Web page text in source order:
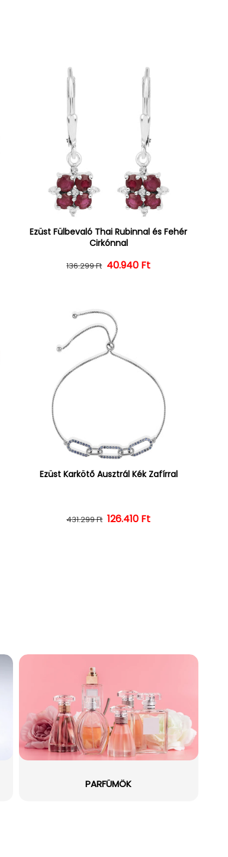
Ezüst Fülbevaló Thai Rubinnal és Fehér
Cirkónnal
Normál ár
136.299 Ft Kedvezményes ár
40.940 Ft
Ezüst Karkötő Ausztrál Kék Zafírral
Normál ár
431.299 Ft Kedvezményes ár
126.410 Ft
PARFÜMÖK